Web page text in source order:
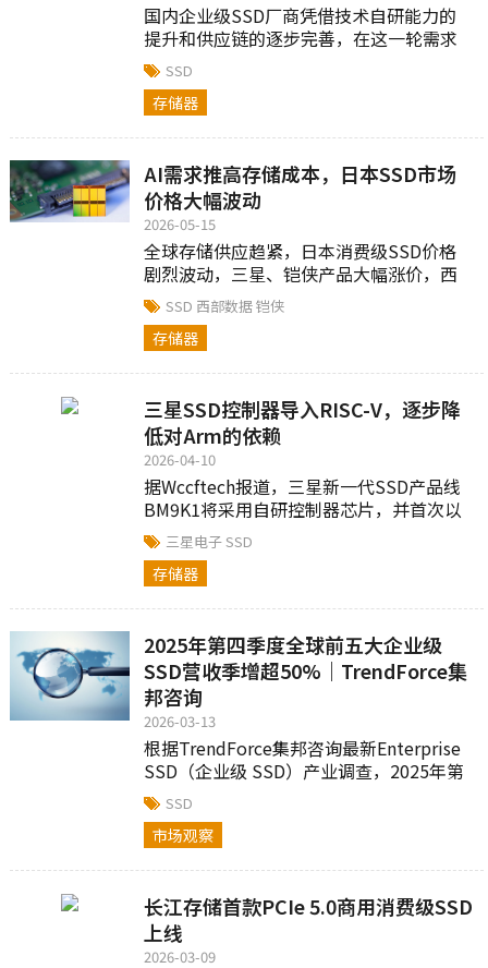
国内企业级SSD厂商凭借技术自研能力的
提升和供应链的逐步完善，在这一轮需求
增长中迎来重要发展窗口期...
SSD
存储器
AI需求推高存储成本，日本SSD市场
价格大幅波动
2026-05-15
全球存储供应趋紧，日本消费级SSD价格
剧烈波动，三星、铠侠产品大幅涨价，西
部数据部分型号降价....
SSD 西部数据铠侠
存储器
三星SSD控制器导入RISC-V，逐步降
低对Arm的依赖
2026-04-10
据Wccftech报道，三星新一代SSD产品线
BM9K1将采用自研控制器芯片，并首次以
RISC-V架构为核心，借此降低对Arm IP的
依赖...
三星电子SSD
存储器
2025年第四季度全球前五大企业级
SSD营收季增超50%｜TrendForce集
邦咨询
2026-03-13
根据TrendForce集邦咨询最新Enterprise
SSD（企业级 SSD）产业调查，2025年第
四季由于AI Inference（推理）应用普及提
升对存储系统要求...
SSD
市场观察
长江存储首款PCIe 5.0商用消费级SSD
上线
2026-03-09